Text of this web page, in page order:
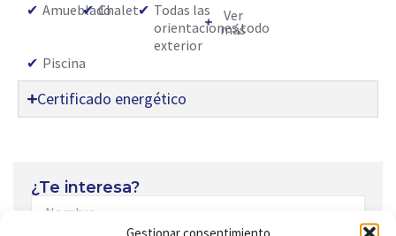
Gestionar consentimiento
✔ Amueblado
✔ Chalet✔ Todas las
orientaciones,todo
exterior
✔ Piscina
Ver
más
Certificado energético
¿Te interesa?